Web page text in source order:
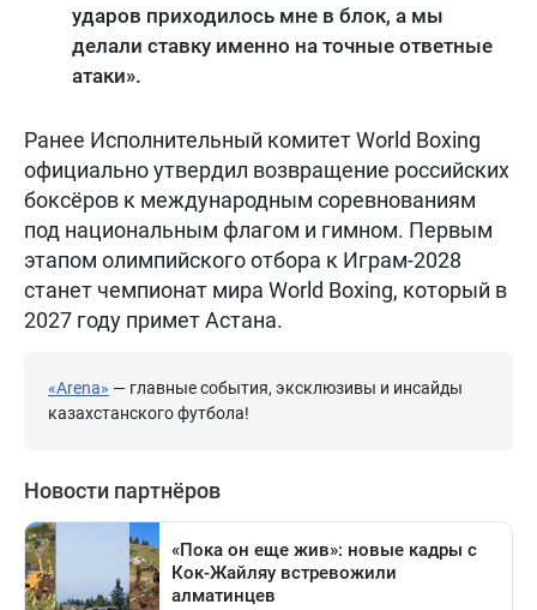
ударов приходилось мне в блок, а мы
делали ставку именно на точные ответные
атаки».
Ранее Исполнительный комитет World Boxing
официально утвердил возвращение российских
боксёров к международным соревнованиям
под национальным флагом и гимном. Первым
этапом олимпийского отбора к Играм-2028
станет чемпионат мира World Boxing, который в
2027 году примет Астана.
«Arena» — главные события, эксклюзивы и инсайды
казахстанского футбола!